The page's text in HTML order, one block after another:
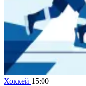
Хоккей 15:00